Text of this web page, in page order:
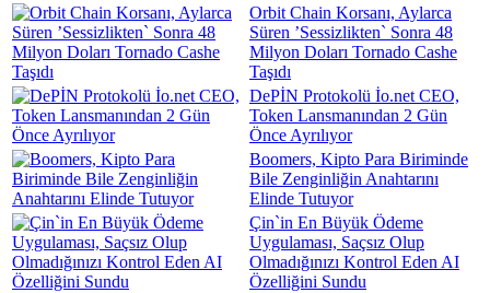
Orbit Chain Korsanı, Aylarca
Süren ’Sessizlikten` Sonra 48
Milyon Doları Tornado Cashe
Taşıdı
DePİN Protokolü İo.net CEO,
Token Lansmanından 2 Gün
Önce Ayrılıyor
Boomers, Kipto Para Biriminde
Bile Zenginliğin Anahtarını
Elinde Tutuyor
Çin`in En Büyük Ödeme
Uygulaması, Saçsız Olup
Olmadığınızı Kontrol Eden AI
Özelliğini Sundu